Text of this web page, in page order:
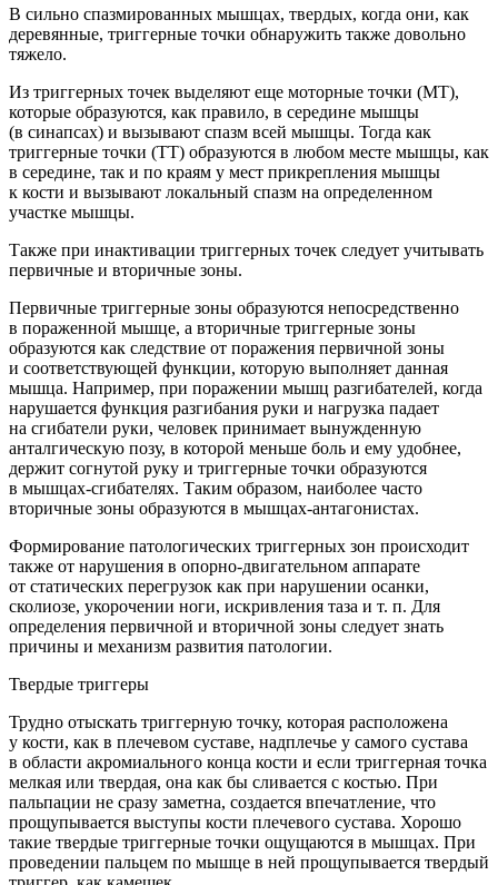
В сильно спазмированных мышцах, твердых, когда они, как
деревянные, триггерные точки обнаружить также довольно
тяжело.
Из триггерных точек выделяют еще моторные точки (МТ),
которые образуются, как правило, в середине мышцы
(в синапсах) и вызывают спазм всей мышцы. Тогда как
триггерные точки (ТТ) образуются в любом месте мышцы, как
в середине, так и по краям у мест прикрепления мышцы
к кости и вызывают локальный спазм на определенном
участке мышцы.
Также при инактивации триггерных точек следует учитывать
первичные и вторичные зоны.
Первичные триггерные зоны образуются непосредственно
в пораженной мышце, а вторичные триггерные зоны
образуются как следствие от поражения первичной зоны
и соответствующей функции, которую выполняет данная
мышца. Например, при поражении мышц разгибателей, когда
нарушается функция разгибания руки и нагрузка падает
на сгибатели руки, человек принимает вынужденную
анталгическую позу, в которой меньше боль и ему удобнее,
держит согнутой руку и триггерные точки образуются
в мышцах-сгибателях. Таким образом, наиболее часто
вторичные зоны образуются в мышцах-антагонистах.
Формирование патологических триггерных зон происходит
также от нарушения в опорно-двигательном аппарате
от статических перегрузок как при нарушении осанки,
сколиозе, укорочении ноги, искривления таза и т. п. Для
определения первичной и вторичной зоны следует знать
причины и механизм развития патологии.
Твердые триггеры
Трудно отыскать триггерную точку, которая расположена
у кости, как в плечевом суставе, надплечье у самого сустава
в области акромиального конца кости и если триггерная точка
мелкая или твердая, она как бы сливается с костью. При
пальпации не сразу заметна, создается впечатление, что
прощупывается выступы кости плечевого сустава. Хорошо
такие твердые триггерные точки ощущаются в мышцах. При
проведении пальцем по мышце в ней прощупывается твердый